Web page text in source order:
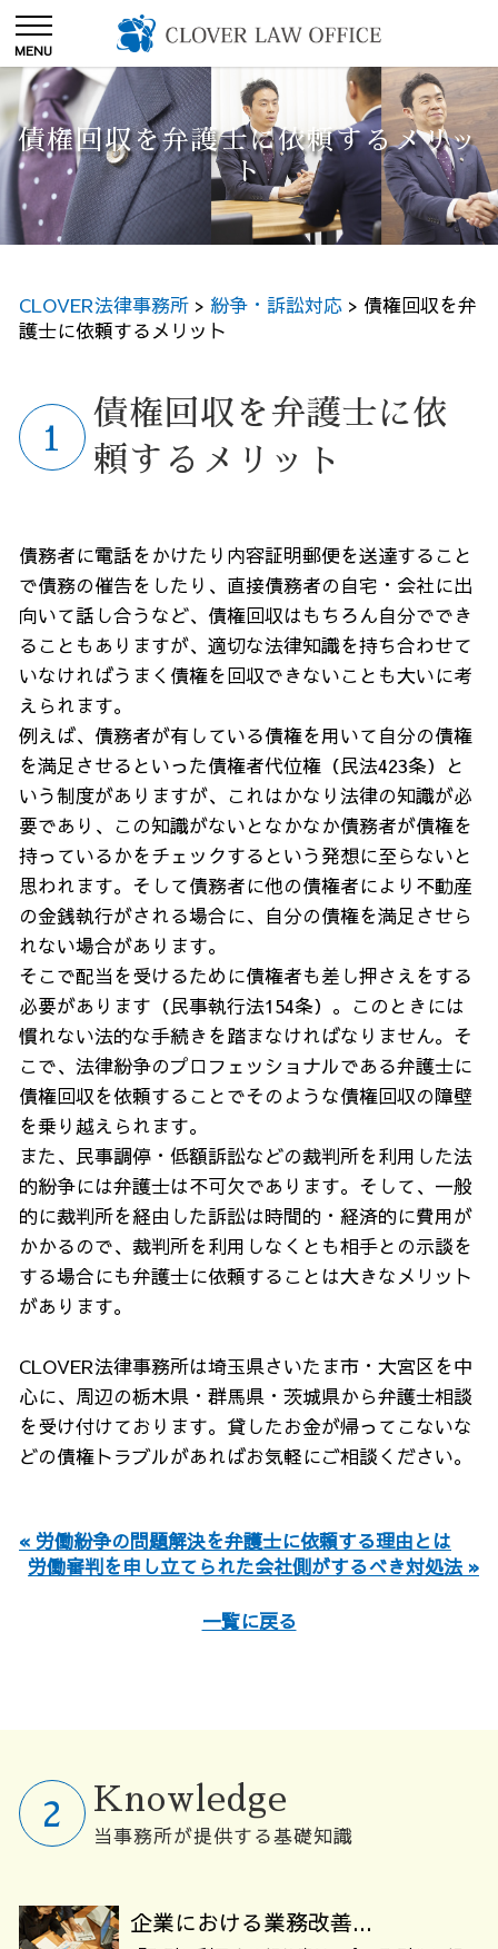
債権回収を弁護士に依頼するメリッ
ト
CLOVER法律事務所 > 紛争・訴訟対応 > 債権回収を弁
護士に依頼するメリット
債権回収を弁護士に依
頼するメリット
債務者に電話をかけたり内容証明郵便を送達すること
で債務の催告をしたり、直接債務者の自宅・会社に出
向いて話し合うなど、債権回収はもちろん自分ででき
ることもありますが、適切な法律知識を持ち合わせて
いなければうまく債権を回収できないことも大いに考
えられます。
例えば、債務者が有している債権を用いて自分の債権
を満足させるといった債権者代位権（民法423条）と
いう制度がありますが、これはかなり法律の知識が必
要であり、この知識がないとなかなか債務者が債権を
持っているかをチェックするという発想に至らないと
思われます。そして債務者に他の債権者により不動産
の金銭執行がされる場合に、自分の債権を満足させら
れない場合があります。
そこで配当を受けるために債権者も差し押さえをする
必要があります（民事執行法154条）。このときには
慣れない法的な手続きを踏まなければなりません。そ
こで、法律紛争のプロフェッショナルである弁護士に
債権回収を依頼することでそのような債権回収の障壁
を乗り越えられます。
また、民事調停・低額訴訟などの裁判所を利用した法
的紛争には弁護士は不可欠であります。そして、一般
的に裁判所を経由した訴訟は時間的・経済的に費用が
かかるので、裁判所を利用しなくとも相手との示談を
する場合にも弁護士に依頼することは大きなメリット
があります。
CLOVER法律事務所は埼玉県さいたま市・大宮区を中
心に、周辺の栃木県・群馬県・茨城県から弁護士相談
を受け付けております。貸したお金が帰ってこないな
どの債権トラブルがあればお気軽にご相談ください。
« 労働紛争の問題解決を弁護士に依頼する理由とは
労働審判を申し立てられた会社側がするべき対処法 »
一覧に戻る
Knowledge
当事務所が提供する基礎知識
企業における業務改善...